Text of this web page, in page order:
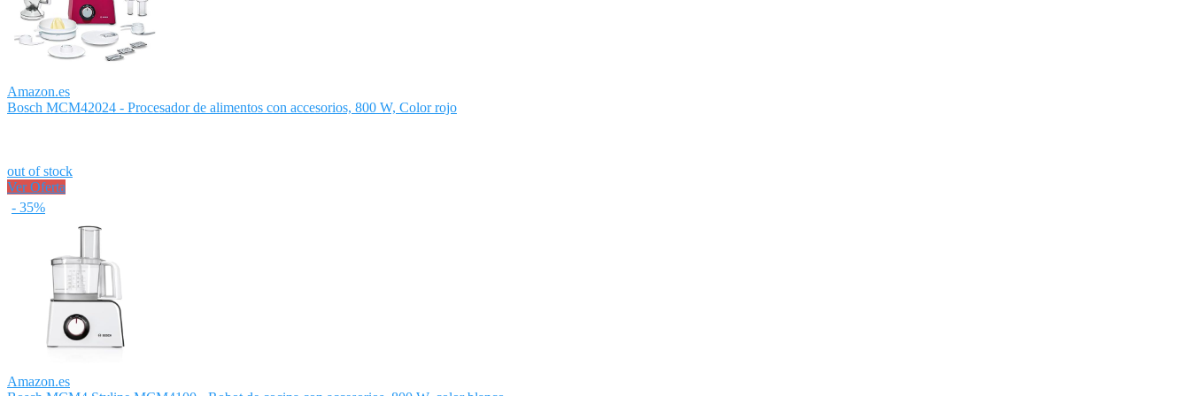
Amazon.es
Bosch MCM42024 - Procesador de alimentos con accesorios, 800 W, Color rojo
out of stock
Ver Oferta
- 35%
Amazon.es